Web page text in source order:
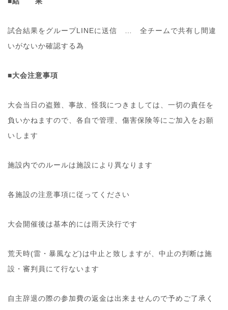
試合結果をグループLINEに送信 … 全チームで共有し間違
いがないか確認する為
■大会注意事項
大会当日の盗難、事故、怪我につきましては、一切の責任を
負いかねますので、各自で管理、傷害保険等にご加入をお願
いします
施設内でのルールは施設により異なります
各施設の注意事項に従ってください
大会開催後は基本的には雨天決行です
荒天時(雷・暴風など)は中止と致しますが、中止の判断は施
設・審判員にて行ないます
自主辞退の際の参加費の返金は出来ませんので予めご了承く